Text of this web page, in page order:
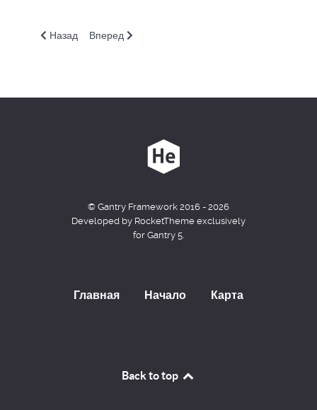
Предыдущий: MDB. Шардирование
Назад Следующий: MDB. Введение. Несколько слов о
Вперед
© Gantry Framework 2016 - 2026
Developed by RocketTheme exclusively
for Gantry 5.
Главная Начало Карта
Back to top